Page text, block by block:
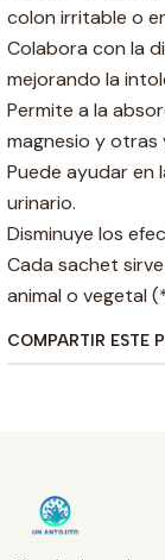
colon irritable o
Colabora con la
mejorando la
Permite a la
magnesio y otras
Puede ayudar en
urinario.
Disminuye los
Cada sachet
animal o vegetal
COMPARTIR ESTE